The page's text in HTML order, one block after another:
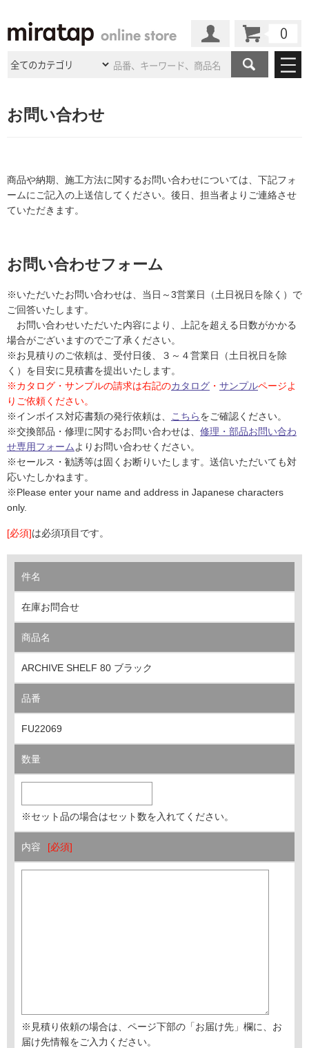
キッチン 浴室（風呂・バスルー
ム）・トイレ
ドア（扉）・
ウッドデッキ
収納 インテリア・家具
照明 ペット用品
内装用建材 パネル・壁材
ロートアイアン
メンテナンス・施工材 新商品
ミラタップのあるくらし お客様訪問 インタビュー
ショールームのご案内 東京ショールーム
名古屋ショールーム
福岡ショールーム 札幌スマート ショールー
ム
横浜スマートショールー
ム
ウェルビーみのおHDC
BOX
よくある質問 お問い合わせ
修理お問い合わせ クレーム公開
説明書・図面検索 水まわり3年保証
お役立ち情報
アイデア
ミラタップチャンネル
オンライン相談
ASOLIE
ェルジュ
自分らしい家づくり
SUVACO
最高のリノベ会社がみつ
かる
お問い合わせ
商品や納期、施工方法に関するお問い合わせについては、下記フォ
ームにご記入の上送信してください。後日、担当者よりご連絡させ
ていただきます。
お問い合わせフォーム
※いただいたお問い合わせは、当日～3営業日（土日祝日を除く）で
ご回答いたします。
お問い合わせいただいた内容により、上記を超える日数がかかる
場合がございますのでご了承ください。
※お見積りのご依頼は、受付日後、３～４営業日（土日祝日を除
く）を目安に見積書を提出いたします。
※カタログ・サンプルの請求は右記のカタログ ・ サンプルページよ
りご依頼ください。
※インボイス対応書類の発行依頼は、
こちらをご確認ください。
※交換部品・修理に関するお問い合わせは、 修理・部品お問い合わ
せ専用フォーム よりお問い合わせください。
※セールス・勧誘等は固くお断りいたします。送信いただいても対
応いたしかねます。
※Please enter your name and address in Japanese characters
only.
[必須]は必須項目です。
件名
在庫お問合せ
商品名
ARCHIVE SHELF 80 ブラック
品番
FU22069
数量
※セット品の場合はセット数を入れてください。
内容
※見積り依頼の場合は、ページ下部の「お届け先」欄に、お
届け先情報をご入力ください。